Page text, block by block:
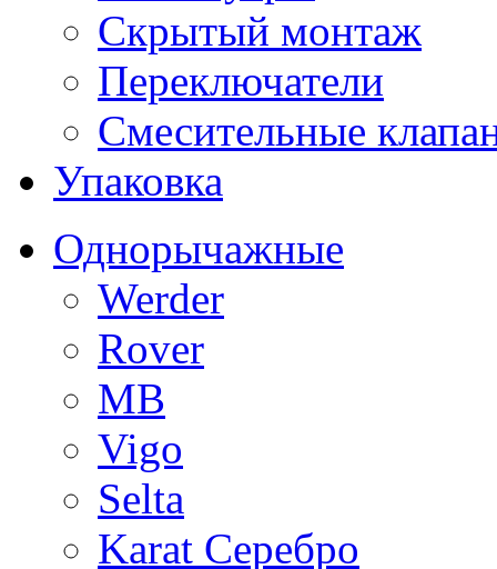
Скрытый монтаж
Переключатели
Смесительные
Упаковка
Однорычажные
Werder
Rover
MB
Vigo
Selta
Karat Серебро